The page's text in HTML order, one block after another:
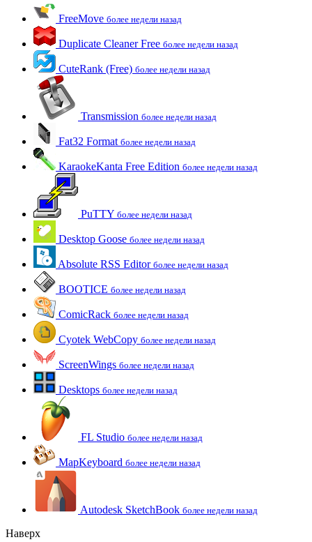
FreeMove более недели назад
Duplicate Cleaner Free более недели назад
CuteRank (Free) более недели назад
Transmission более недели назад
Fat32 Format более недели назад
KaraokeKanta Free Edition более недели назад
PuTTY более недели назад
Desktop Goose более недели назад
Absolute RSS Editor более недели назад
BOOTICE более недели назад
ComicRack более недели назад
Cyotek WebCopy более недели назад
ScreenWings более недели назад
Desktops более недели назад
FL Studio более недели назад
MapKeyboard более недели назад
Autodesk SketchBook более недели назад
Наверх